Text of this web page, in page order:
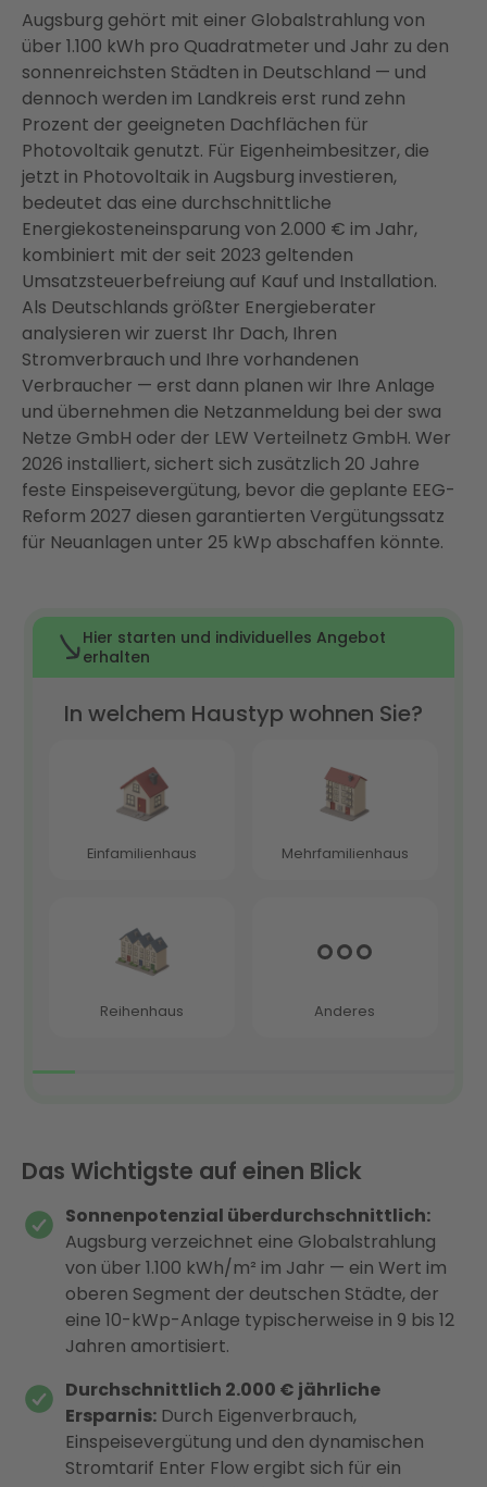
Ihr Solarstandort
Was kostet eine PV-Anlage in Augsburg?
Transparente Preise statt Angebotschaos
Förderung für Photovoltaik in Augsburg: Was gilt
2026?
So viel sparen Sie: Eigenverbrauch maximieren mit
dem vernetzten Energiesystem
So einfach geht PV mit Enter — Ihr Weg zur
Solaranlage in Augsburg
Besonderheiten in Augsburg: Was Sie vor der
Installation wissen sollten
Warum Enter? Ihr Full-Service-Partner für
Photovoltaik in Augsburg
Fazit: Photovoltaik in Augsburg lohnt sich — mit
dem richtigen Partner
FAQ
Augsburg gehört mit einer Globalstrahlung von
über 1.100 kWh pro Quadratmeter und Jahr zu den
sonnenreichsten Städten in Deutschland — und
dennoch werden im Landkreis erst rund zehn
Prozent der geeigneten Dachflächen für
Photovoltaik genutzt. Für Eigenheimbesitzer, die
jetzt in Photovoltaik in Augsburg investieren,
bedeutet das eine durchschnittliche
Energiekosteneinsparung von 2.000 € im Jahr,
kombiniert mit der seit 2023 geltenden
Umsatzsteuerbefreiung auf Kauf und Installation.
Als Deutschlands größter Energieberater
analysieren wir zuerst Ihr Dach, Ihren
Stromverbrauch und Ihre vorhandenen
Verbraucher — erst dann planen wir Ihre Anlage
und übernehmen die Netzanmeldung bei der swa
Netze GmbH oder der LEW Verteilnetz GmbH. Wer
2026 installiert, sichert sich zusätzlich 20 Jahre
feste Einspeisevergütung, bevor die geplante EEG-
Reform 2027 diesen garantierten Vergütungssatz
für Neuanlagen unter 25 kWp abschaffen könnte.
Das Wichtigste auf einen Blick
Sonnenpotenzial überdurchschnittlich:
Augsburg verzeichnet eine Globalstrahlung
von über 1.100 kWh/m² im Jahr — ein Wert im
oberen Segment der deutschen Städte, der
eine 10-kWp-Anlage typischerweise in 9 bis 12
Jahren amortisiert.
Durchschnittlich 2.000 € jährliche
Ersparnis: Durch Eigenverbrauch,
Einspeisevergütung und den dynamischen
Stromtarif Enter Flow ergibt sich für ein